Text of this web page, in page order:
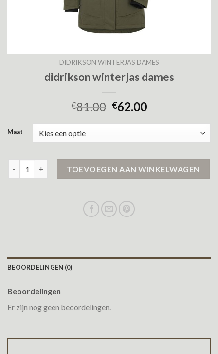
DIDRIKSON WINTERJAS DAMES
didrikson winterjas dames
€81.00 €62.00
Maat
TOEVOEGEN AAN WINKELWAGEN
BEOORDELINGEN (0)
Beoordelingen
Er zijn nog geen beoordelingen.